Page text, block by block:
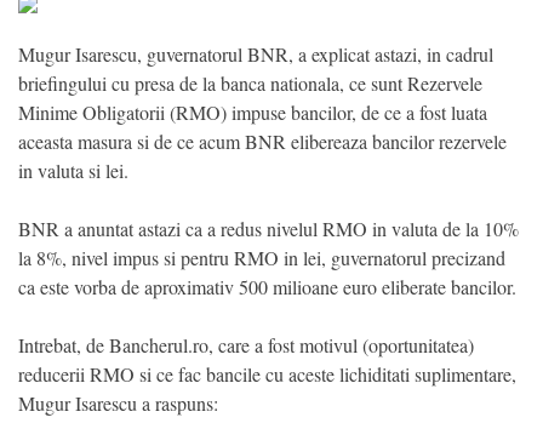
Mugur Isarescu, guvernatorul BNR, a explicat astazi, in cadrul
briefingului cu presa de la banca nationala, ce sunt Rezervele
Minime Obligatorii (RMO) impuse bancilor, de ce a fost luata
aceasta masura si de ce acum BNR elibereaza bancilor rezervele
in valuta si lei.
BNR a anuntat astazi ca a redus nivelul RMO in valuta de la 10%
la 8%, nivel impus si pentru RMO in lei, guvernatorul precizand
ca este vorba de aproximativ 500 milioane euro eliberate bancilor.
Intrebat, de Bancherul.ro, care a fost motivul (oportunitatea)
reducerii RMO si ce fac bancile cu aceste lichiditati suplimentare,
Mugur Isarescu a raspuns: